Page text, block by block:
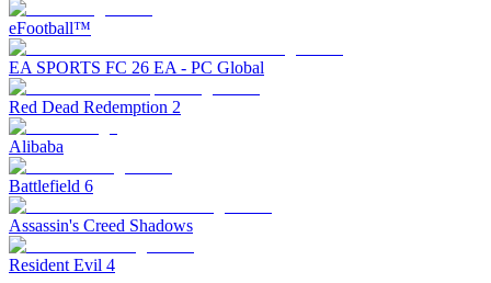
eFootball™
EA SPORTS FC 26 EA - PC Global
Red Dead Redemption 2
Alibaba
Battlefield 6
Assassin's Creed Shadows
Resident Evil 4